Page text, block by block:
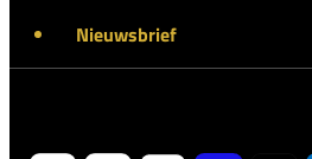
Nieuwsbrief